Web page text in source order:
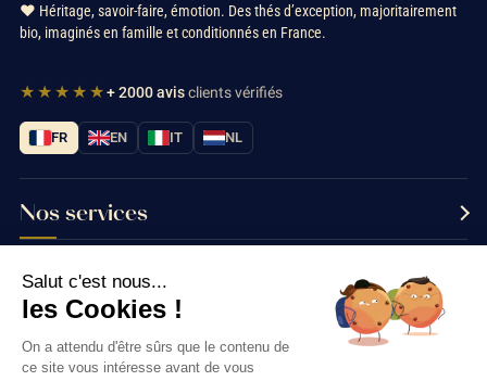
❤️ Héritage, savoir-faire, émotion. Des thés d’exception, majoritairement
bio, imaginés en famille et conditionnés en France.
★★★★★+ 2000 avisclients vérifiés
FR EN IT NL
Nos services
Informations
Nous contacter
Salut c'est nous...
les Cookies !
On a attendu d'être sûrs que le contenu de
ce site vous intéresse avant de vous